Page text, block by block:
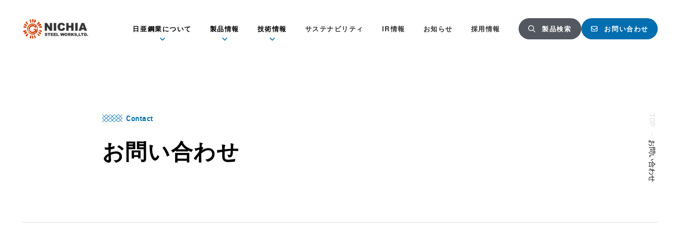
日亜鋼業について 製品情報 技術情報 サステナビリティ IR情報 お知らせ 採用情報 製品検索 お問い合わせ
Contact
お問い合わせ
TOP
お問い合わせ